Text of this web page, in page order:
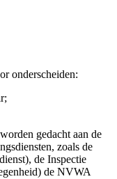
onderscheiden:
gedacht aan de
zoals de
de Inspectie
de NVWA